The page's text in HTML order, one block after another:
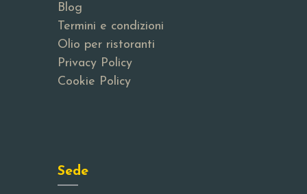
Blog
Termini e condizioni
Olio per ristoranti
Privacy Policy
Cookie Policy
Sede